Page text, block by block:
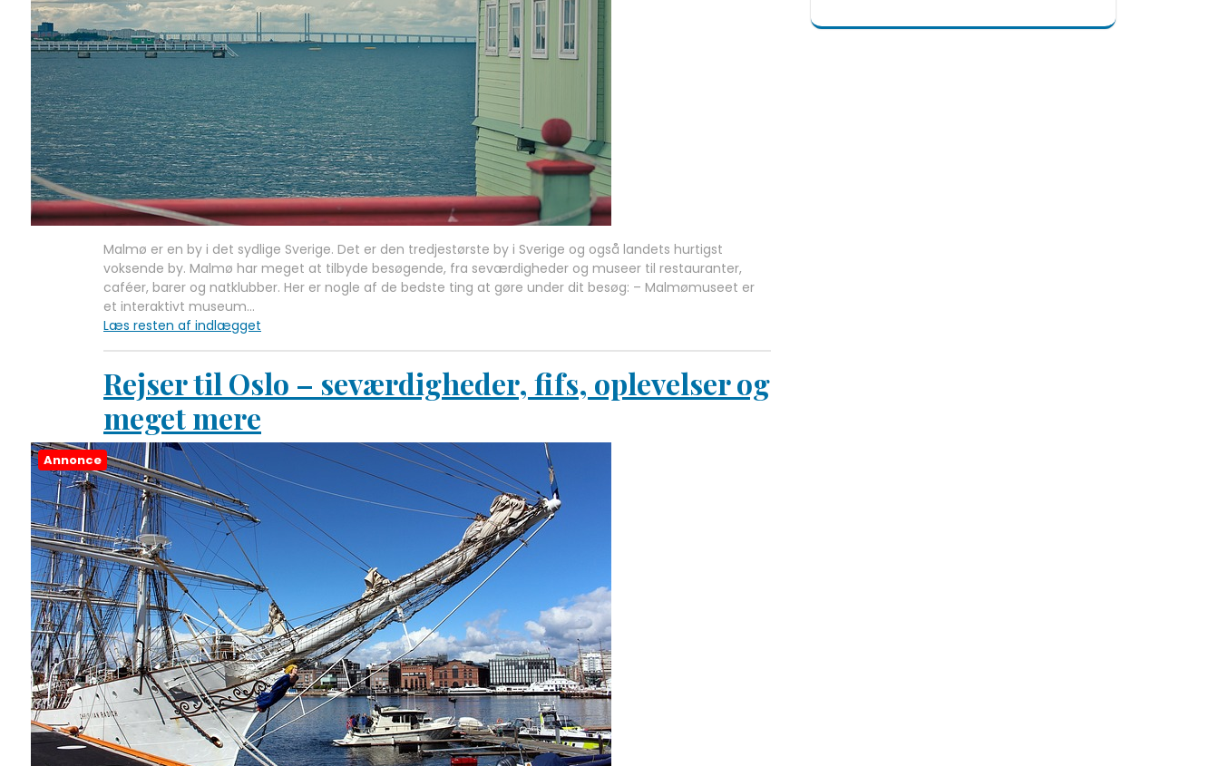
Malmø er en by i det sydlige Sverige. Det er den tredjestørste by i Sverige og også landets hurtigst
voksende by. Malmø har meget at tilbyde besøgende, fra seværdigheder og museer til restauranter,
caféer, barer og natklubber. Her er nogle af de bedste ting at gøre under dit besøg: – Malmømuseet er
et interaktivt museum…
Læs resten af indlægget
Rejser til Oslo – seværdigheder, fifs, oplevelser og
meget mere
Annonce